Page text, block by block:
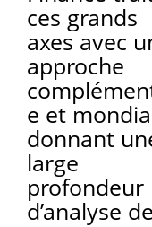
ces grands
axes avec
approche
e et
donnant
large
profondeur
d’analyse